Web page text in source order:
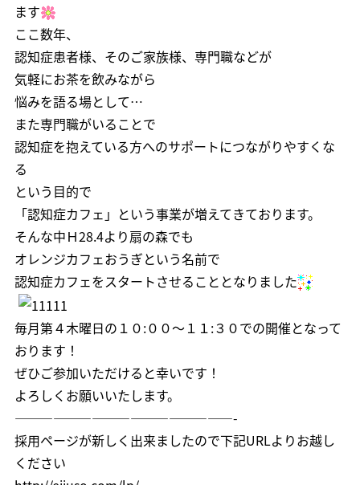
ます
ここ数年、
認知症患者様、そのご家族様、専門職などが
気軽にお茶を飲みながら
悩みを語る場として…
また専門職がいることで
認知症を抱えている方へのサポートにつながりやすくな
る
という目的で
「認知症カフェ」という事業が増えてきております。
そんな中Ｈ28.4より扇の森でも
オレンジカフェおうぎという名前で
認知症カフェをスタートさせることとなりました
毎月第４木曜日の１０:００～１１:３０での開催となって
おります！
ぜひご参加いただけると幸いです！
よろしくお願いいたします。
—————————————————-
採用ページが新しく出来ましたので下記URLよりお越し
ください